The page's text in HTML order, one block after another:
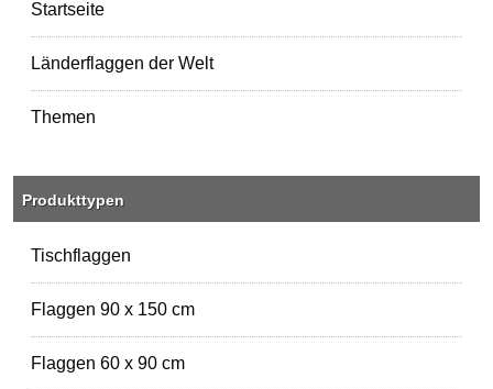
Startseite
Länderflaggen der Welt
Themen
Produkttypen
Tischflaggen
Flaggen 90 x 150 cm
Flaggen 60 x 90 cm